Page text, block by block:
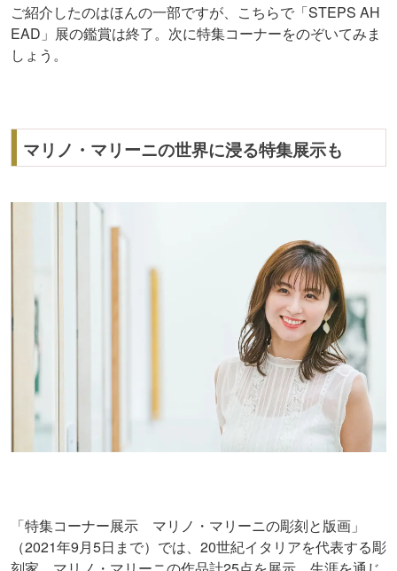
ご紹介したのはほんの一部ですが、こちらで「STEPS AH
EAD」展の鑑賞は終了。次に特集コーナーをのぞいてみま
しょう。
マリノ・マリーニの世界に浸る特集展示も
「特集コーナー展示 マリノ・マリーニの彫刻と版画」
（2021年9月5日まで）では、20世紀イタリアを代表する彫